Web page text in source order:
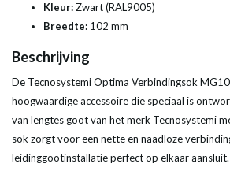
Kleur: Zwart (RAL9005)
Breedte: 102 mm
Beschrijving
De Tecnosystemi Optima Verbindingsok
hoogwaardige accessoire die speciaal is
van lengtes goot van het merk Tecnosystemi
sok zorgt voor een nette en naadloze
leidinggootinstallatie perfect op elkaar aansluit.